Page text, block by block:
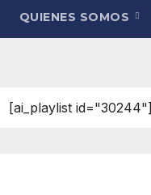
QUIENES SOMOS
[ai_playlist id="30244"]